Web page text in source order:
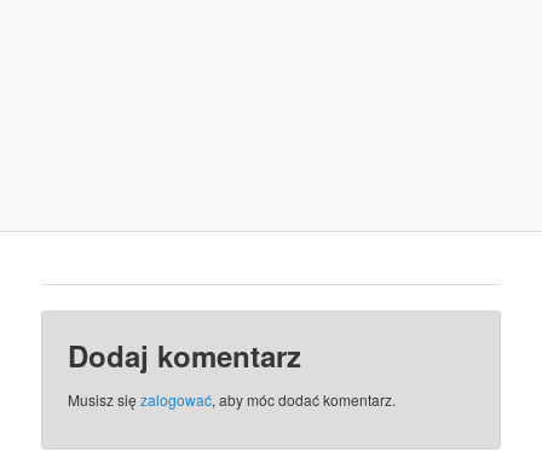
Dodaj komentarz
Musisz sięzalogować, aby móc dodać komentarz.